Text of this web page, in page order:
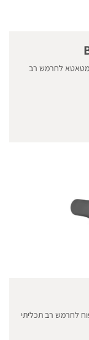
מטאטא לחרמש רב
לחרמש רב תכליתי